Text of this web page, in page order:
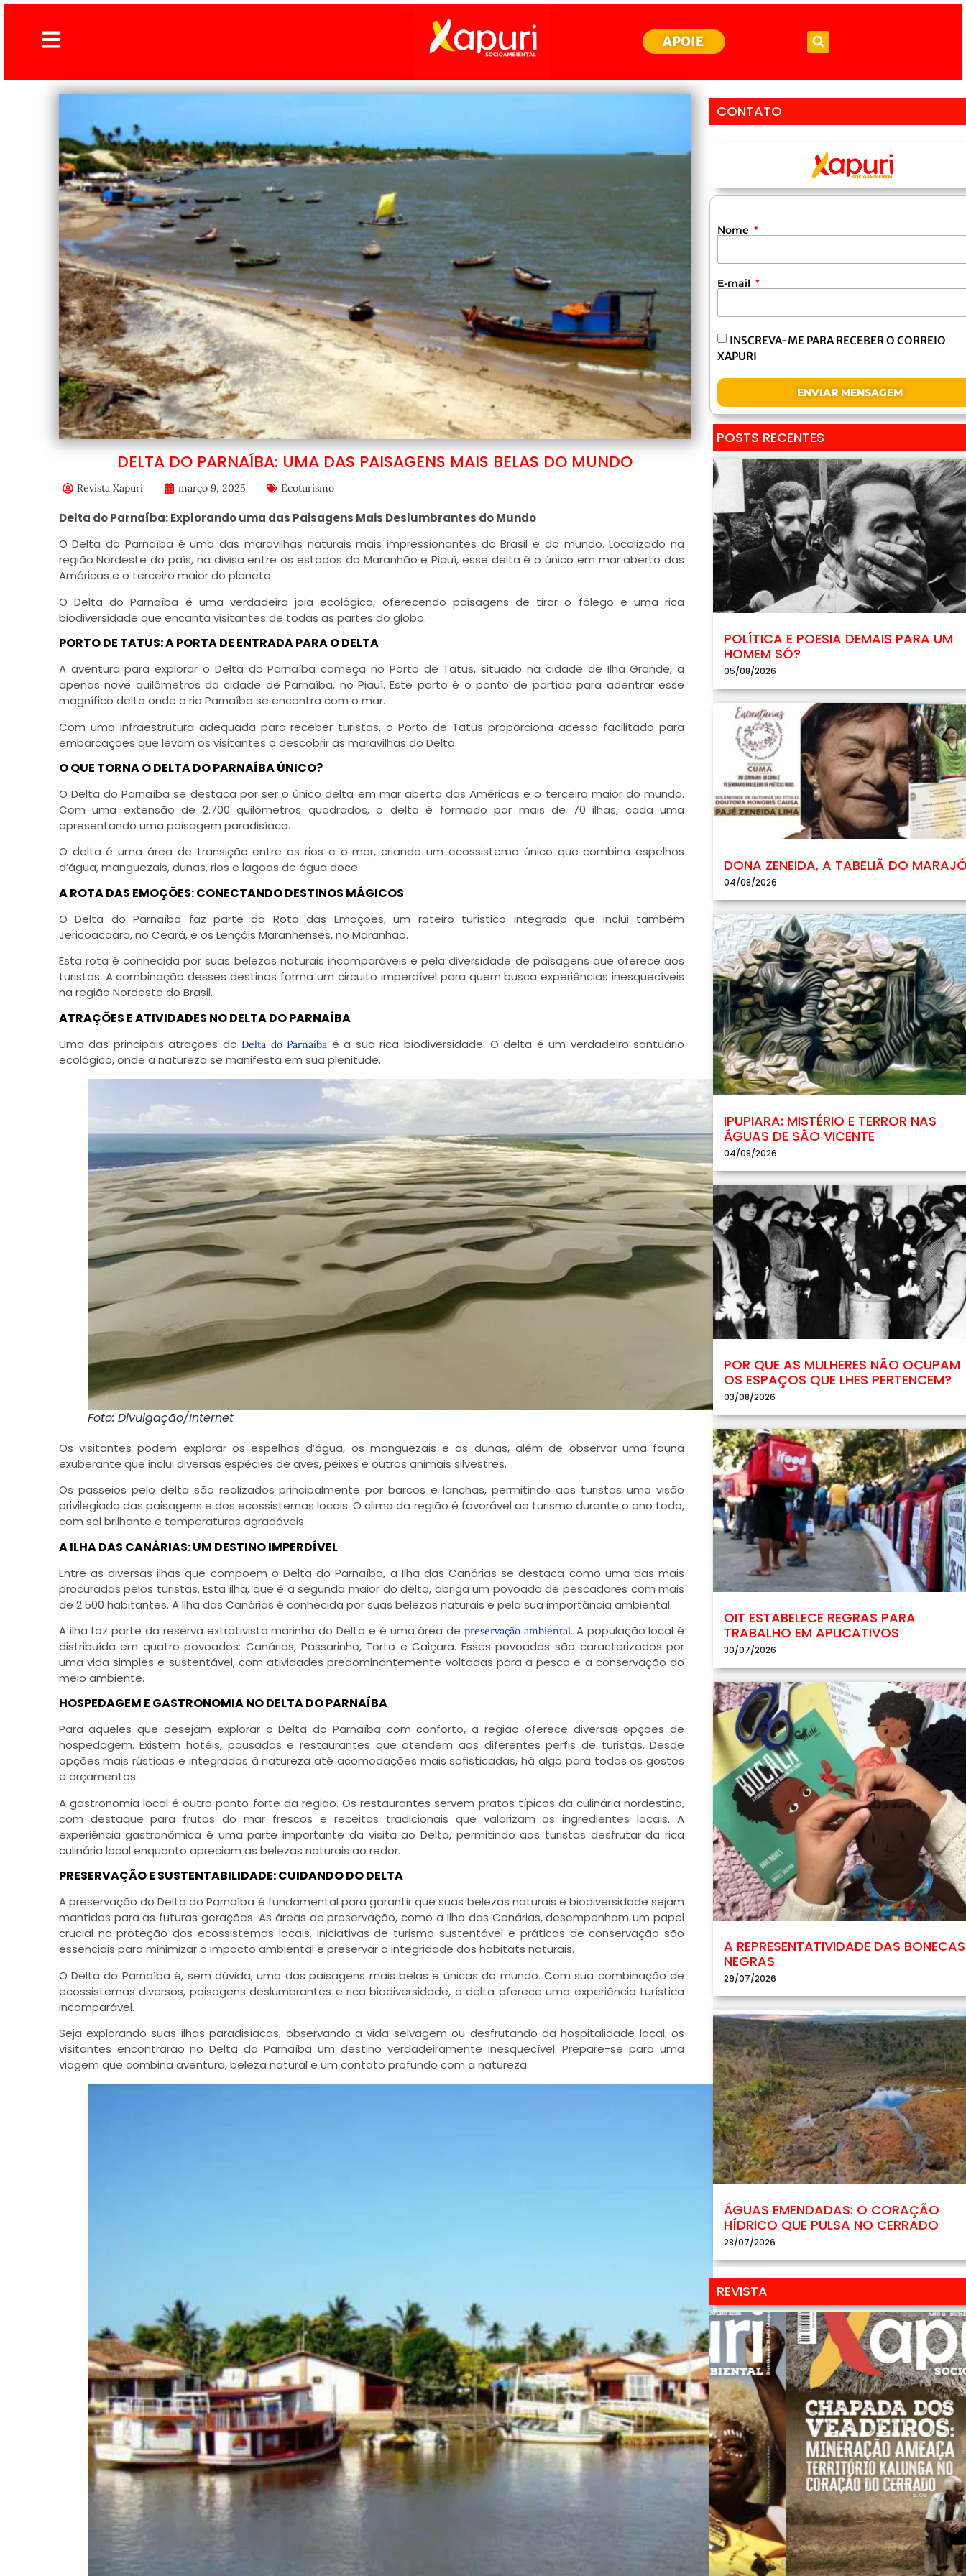
APOIE
DELTA DO PARNAÍBA: UMA DAS PAISAGENS MAIS BELAS DO MUNDO
Revista Xapuri março 9, 2025 Ecoturismo
Delta do Parnaíba: Explorando uma das Paisagens Mais Deslumbrantes do Mundo
O Delta do Parnaíba é uma das maravilhas naturais mais impressionantes do Brasil e do mundo. Localizado na
região Nordeste do país, na divisa entre os estados do Maranhão e Piauí, esse delta é o único em mar aberto das
Américas e o terceiro maior do planeta.
O Delta do Parnaíba é uma verdadeira joia ecológica, oferecendo paisagens de tirar o fôlego e uma rica
biodiversidade que encanta visitantes de todas as partes do globo.
PORTO DE TATUS: A PORTA DE ENTRADA PARA O DELTA
A aventura para explorar o Delta do Parnaíba começa no Porto de Tatus, situado na cidade de Ilha Grande, a
apenas nove quilômetros da cidade de Parnaíba, no Piauí. Este porto é o ponto de partida para adentrar esse
magnífico delta onde o rio Parnaíba se encontra com o mar.
Com uma infraestrutura adequada para receber turistas, o Porto de Tatus proporciona acesso facilitado para
embarcações que levam os visitantes a descobrir as maravilhas do Delta.
O QUE TORNA O DELTA DO PARNAÍBA ÚNICO?
O Delta do Parnaíba se destaca por ser o único delta em mar aberto das Américas e o terceiro maior do mundo.
Com uma extensão de 2.700 quilômetros quadrados, o delta é formado por mais de 70 ilhas, cada uma
apresentando uma paisagem paradisíaca.
O delta é uma área de transição entre os rios e o mar, criando um ecossistema único que combina espelhos
d’água, manguezais, dunas, rios e lagoas de água doce.
A ROTA DAS EMOÇÕES: CONECTANDO DESTINOS MÁGICOS
O Delta do Parnaíba faz parte da Rota das Emoções, um roteiro turístico integrado que inclui também
Jericoacoara, no Ceará, e os Lençóis Maranhenses, no Maranhão.
Esta rota é conhecida por suas belezas naturais incomparáveis e pela diversidade de paisagens que oferece aos
turistas. A combinação desses destinos forma um circuito imperdível para quem busca experiências inesquecíveis
na região Nordeste do Brasil.
ATRAÇÕES E ATIVIDADES NO DELTA DO PARNAÍBA
Uma das principais atrações doDelta do Parnaíba é a sua rica biodiversidade. O delta é um verdadeiro santuário
ecológico, onde a natureza se manifesta em sua plenitude.
Foto: Divulgação/Internet
Os visitantes podem explorar os espelhos d’água, os manguezais e as dunas, além de observar uma fauna
exuberante que inclui diversas espécies de aves, peixes e outros animais silvestres.
Os passeios pelo delta são realizados principalmente por barcos e lanchas, permitindo aos turistas uma visão
privilegiada das paisagens e dos ecossistemas locais. O clima da região é favorável ao turismo durante o ano todo,
com sol brilhante e temperaturas agradáveis.
A ILHA DAS CANÁRIAS: UM DESTINO IMPERDÍVEL
Entre as diversas ilhas que compõem o Delta do Parnaíba, a Ilha das Canárias se destaca como uma das mais
procuradas pelos turistas. Esta ilha, que é a segunda maior do delta, abriga um povoado de pescadores com mais
de 2.500 habitantes. A Ilha das Canárias é conhecida por suas belezas naturais e pela sua importância ambiental.
A ilha faz parte da reserva extrativista marinha do Delta e é uma área depreservação ambiental. A população local é
distribuída em quatro povoados: Canárias, Passarinho, Torto e Caiçara. Esses povoados são caracterizados por
uma vida simples e sustentável, com atividades predominantemente voltadas para a pesca e a conservação do
meio ambiente.
HOSPEDAGEM E GASTRONOMIA NO DELTA DO PARNAÍBA
Para aqueles que desejam explorar o Delta do Parnaíba com conforto, a região oferece diversas opções de
hospedagem. Existem hotéis, pousadas e restaurantes que atendem aos diferentes perfis de turistas. Desde
opções mais rústicas e integradas à natureza até acomodações mais sofisticadas, há algo para todos os gostos
e orçamentos.
A gastronomia local é outro ponto forte da região. Os restaurantes servem pratos típicos da culinária nordestina,
com destaque para frutos do mar frescos e receitas tradicionais que valorizam os ingredientes locais. A
experiência gastronômica é uma parte importante da visita ao Delta, permitindo aos turistas desfrutar da rica
culinária local enquanto apreciam as belezas naturais ao redor.
PRESERVAÇÃO E SUSTENTABILIDADE: CUIDANDO DO DELTA
A preservação do Delta do Parnaíba é fundamental para garantir que suas belezas naturais e biodiversidade sejam
mantidas para as futuras gerações. As áreas de preservação, como a Ilha das Canárias, desempenham um papel
crucial na proteção dos ecossistemas locais. Iniciativas de turismo sustentável e práticas de conservação são
essenciais para minimizar o impacto ambiental e preservar a integridade dos habitats naturais.
O Delta do Parnaíba é, sem dúvida, uma das paisagens mais belas e únicas do mundo. Com sua combinação de
ecossistemas diversos, paisagens deslumbrantes e rica biodiversidade, o delta oferece uma experiência turística
incomparável.
Seja explorando suas ilhas paradisíacas, observando a vida selvagem ou desfrutando da hospitalidade local, os
visitantes encontrarão no Delta do Parnaíba um destino verdadeiramente inesquecível. Prepare-se para uma
viagem que combina aventura, beleza natural e um contato profundo com a natureza.
CONTATO
Nome
E-mail
INSCREVA-ME PARA RECEBER O CORREIO
XAPURI
ENVIAR MENSAGEM
POSTS RECENTES
POLÍTICA E POESIA DEMAIS PARA UM
HOMEM SÓ?
05/08/2026
DONA ZENEIDA, A TABELIÃ DO
04/08/2026
IPUPIARA: MISTÉRIO E TERROR NAS
ÁGUAS DE SÃO VICENTE
04/08/2026
POR QUE AS MULHERES NÃO OCUPAM
OS ESPAÇOS QUE LHES PERTENCEM?
03/08/2026
OIT ESTABELECE REGRAS PARA
TRABALHO EM APLICATIVOS
30/07/2026
A REPRESENTATIVIDADE DAS BONECAS
NEGRAS
29/07/2026
ÁGUAS EMENDADAS: O CORAÇÃO
HÍDRICO QUE PULSA NO CERRADO
28/07/2026
REVISTA